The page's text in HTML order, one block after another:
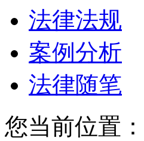
法律法规
案例分析
法律随笔
您当前位置：